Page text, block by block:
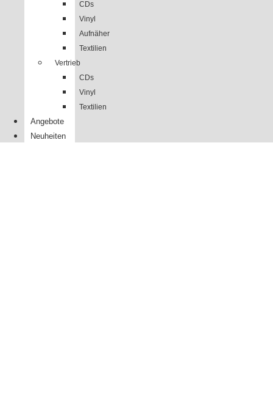
CDs
Vinyl
Aufnäher
Textilien
Vertrieb
CDs
Vinyl
Textilien
Angebote
Neuheiten